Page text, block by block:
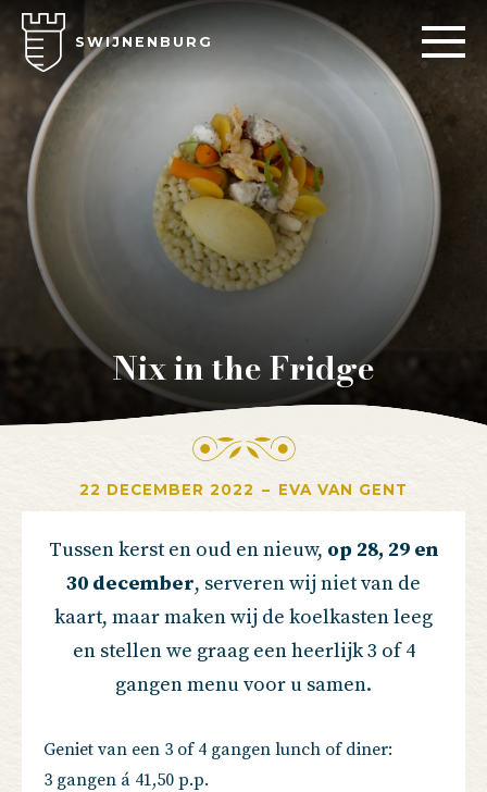
SWIJNENBURG
Nix in the Fridge
22 DECEMBER 2022 – EVA VAN GENT
Tussen kerst en oud en nieuw, op 28, 29 en
30 december, serveren wij niet van de
kaart, maar maken wij de koelkasten leeg
en stellen we graag een heerlijk 3 of 4
gangen menu voor u samen.
Geniet van een 3 of 4 gangen lunch of diner:
3 gangen á 41,50 p.p.